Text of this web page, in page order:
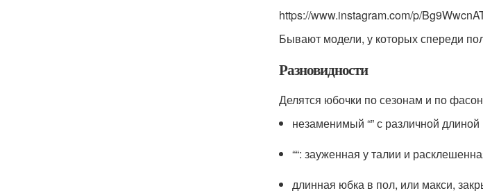
https://www.instagram.com/p/
Бывают модели, у которых спереди
Разновидности
Делятся юбочки по сезонам и по
незаменимый “” с различной
““: зауженная у талии и
длинная юбка в пол, или макси,